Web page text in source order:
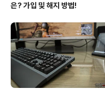
은? 가입 및 해지 방법!